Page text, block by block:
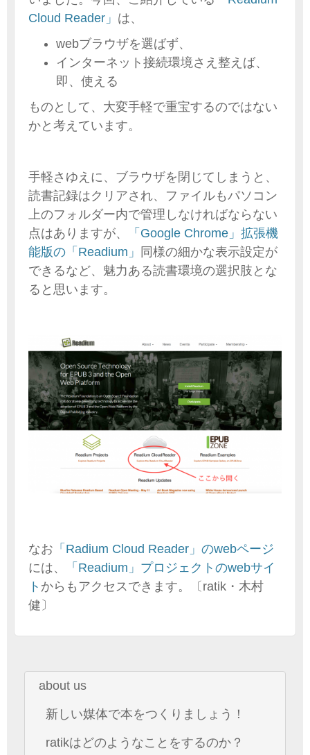
about us
新しい媒体で本をつくりましょう！
ratikはどのようなことをするのか？
Cloud Reader」 は、
webブラウザを選ばず、
インターネット接続環境さえ整えば、
即、使える
ものとして、大変手軽で重宝するのではない
かと考えています。
手軽さゆえに、ブラウザを閉じてしまうと、
読書記録はクリアされ、ファイルもパソコン
上のフォルダー内で管理しなければならない
点はありますが、
「Google Chrome」拡張機
能版の「Readium」
同様の細かな表示設定が
できるなど、魅力ある読書環境の選択肢とな
ると思います。
なお 「Radium Cloud Reader」のwebページ
には、
「Readium」プロジェクトのwebサイ
ト からもアクセスできます。〔ratik・木村
健〕